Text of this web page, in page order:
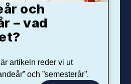
och
– vad
artikeln reder vi ut
och ”semesterår”.